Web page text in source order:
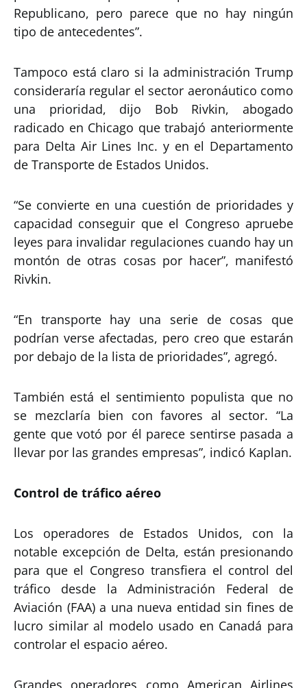
Republicano, pero parece que no hay ningún
tipo de antecedentes”.
Tampoco está claro si la administración Trump
consideraría regular el sector aeronáutico como
una prioridad, dijo Bob Rivkin, abogado
radicado en Chicago que trabajó anteriormente
para Delta Air Lines Inc. y en el Departamento
de Transporte de Estados Unidos.
“Se convierte en una cuestión de prioridades y
capacidad conseguir que el Congreso apruebe
leyes para invalidar regulaciones cuando hay un
montón de otras cosas por hacer”, manifestó
Rivkin.
“En transporte hay una serie de cosas que
podrían verse afectadas, pero creo que estarán
por debajo de la lista de prioridades”, agregó.
También está el sentimiento populista que no
se mezclaría bien con favores al sector. “La
gente que votó por él parece sentirse pasada a
llevar por las grandes empresas”, indicó Kaplan.
Control de tráfico aéreo
Los operadores de Estados Unidos, con la
notable excepción de Delta, están presionando
para que el Congreso transfiera el control del
tráfico desde la Administración Federal de
Aviación (FAA) a una nueva entidad sin fines de
lucro similar al modelo usado en Canadá para
controlar el espacio aéreo.